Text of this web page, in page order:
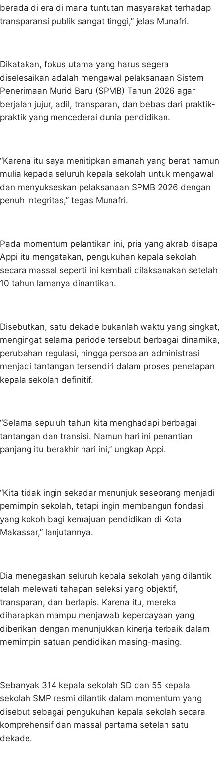
berada di era di mana tuntutan masyarakat terhadap
transparansi publik sangat tinggi,” jelas Munafri.
Dikatakan, fokus utama yang harus segera
diselesaikan adalah mengawal pelaksanaan Sistem
Penerimaan Murid Baru (SPMB) Tahun 2026 agar
berjalan jujur, adil, transparan, dan bebas dari praktik-
praktik yang mencederai dunia pendidikan.
“Karena itu saya menitipkan amanah yang berat namun
mulia kepada seluruh kepala sekolah untuk mengawal
dan menyukseskan pelaksanaan SPMB 2026 dengan
penuh integritas,” tegas Munafri.
Pada momentum pelantikan ini, pria yang akrab disapa
Appi itu mengatakan, pengukuhan kepala sekolah
secara massal seperti ini kembali dilaksanakan setelah
10 tahun lamanya dinantikan.
Disebutkan, satu dekade bukanlah waktu yang singkat,
mengingat selama periode tersebut berbagai dinamika,
perubahan regulasi, hingga persoalan administrasi
menjadi tantangan tersendiri dalam proses penetapan
kepala sekolah definitif.
“Selama sepuluh tahun kita menghadapi berbagai
tantangan dan transisi. Namun hari ini penantian
panjang itu berakhir hari ini,” ungkap Appi.
“Kita tidak ingin sekadar menunjuk seseorang menjadi
pemimpin sekolah, tetapi ingin membangun fondasi
yang kokoh bagi kemajuan pendidikan di Kota
Makassar,” lanjutannya.
Dia menegaskan seluruh kepala sekolah yang dilantik
telah melewati tahapan seleksi yang objektif,
transparan, dan berlapis. Karena itu, mereka
diharapkan mampu menjawab kepercayaan yang
diberikan dengan menunjukkan kinerja terbaik dalam
memimpin satuan pendidikan masing-masing.
Sebanyak 314 kepala sekolah SD dan 55 kepala
sekolah SMP resmi dilantik dalam momentum yang
disebut sebagai pengukuhan kepala sekolah secara
komprehensif dan massal pertama setelah satu
dekade.